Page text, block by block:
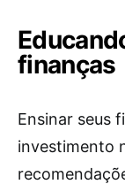
finanças
Ensinar seus
investimento